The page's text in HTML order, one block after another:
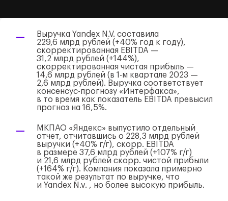
Выручка Yandex N.V. составила
229,6 млрд рублей (+40% год к году),
скорректированная EBITDA —
31,2 млрд рублей (+144%),
скорректированная чистая прибыль —
14,6 млрд рублей (в 1-м квартале 2023 —
2,6 млрд рублей). Выручка соответствует
консенсус-прогнозу «Интерфакса»,
в то время как показатель EBITDA превысил
прогноз на 16,5%.
МКП АО «Яндекс» выпустило отдельный
отчет, отчитавшись о 228,3 млрд рублей
выручки (+40% г/г), скорр. EBITDA
в размере 37,6 млрд рублей (+107% г/г)
и 21,6 млрд рублей скорр. чистой прибыли
(+164% г/г). Компания показала примерно
такой же результат по выручке, что
и Yandex N.v. , но более высокую прибыль.